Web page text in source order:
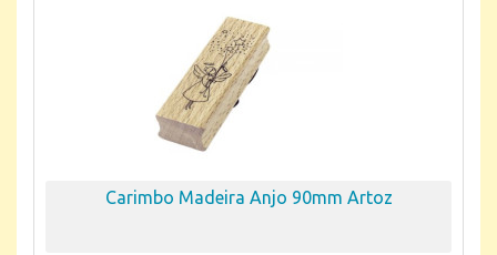
Carimbo Madeira Anjo 90mm Artoz